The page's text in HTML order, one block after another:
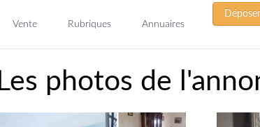
Vente Rubriques Annuaires
Les photos de